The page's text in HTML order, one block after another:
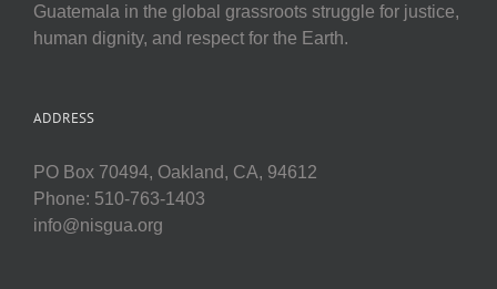
Guatemala in the global grassroots struggle for justice,
human dignity, and respect for the Earth.
ADDRESS
PO Box 70494, Oakland, CA, 94612
Phone: 510-763-1403
info@nisgua.org